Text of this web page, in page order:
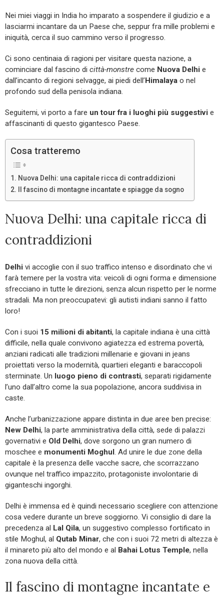
Nei miei viaggi in India ho imparato a sospendere il giudizio e a
lasciarmi incantare da un Paese che, seppur fra mille problemi e
iniquità, cerca il suo cammino verso il progresso.
Ci sono centinaia di ragioni per visitare questa nazione, a
cominciare dal fascino di città-monstre come Nuova Delhi e
dall’incanto di regioni selvagge, ai piedi dell’Himalaya o nel
profondo sud della penisola indiana.
Seguitemi, vi porto a fare un tour fra i luoghi più suggestivi e
affascinanti di questo gigantesco Paese.
Cosa tratteremo
Nuova Delhi: una capitale ricca di contraddizioni
Il fascino di montagne incantate e spiagge da sogno
Nuova Delhi: una capitale ricca di
contraddizioni
Delhi vi accoglie con il suo traffico intenso e disordinato che vi
farà temere per la vostra vita: veicoli di ogni forma e dimensione
sfrecciano in tutte le direzioni, senza alcun rispetto per le norme
stradali. Ma non preoccupatevi: gli autisti indiani sanno il fatto
loro!
Con i suoi 15 milioni di abitanti, la capitale indiana è una città
difficile, nella quale convivono agiatezza ed estrema povertà,
anziani radicati alle tradizioni millenarie e giovani in jeans
proiettati verso la modernità, quartieri eleganti e baraccopoli
sterminate. Un luogo pieno di contrasti, separati rigidamente
l’uno dall’altro come la sua popolazione, ancora suddivisa in
caste.
Anche l’urbanizzazione appare distinta in due aree ben precise:
New Delhi, la parte amministrativa della città, sede di palazzi
governativi e Old Delhi, dove sorgono un gran numero di
moschee e monumenti Moghul . Ad unire le due zone della
capitale è la presenza delle vacche sacre, che scorrazzano
ovunque nel traffico impazzito, protagoniste involontarie di
giganteschi ingorghi.
Delhi è immensa ed è quindi necessario scegliere con attenzione
cosa vedere durante un breve soggiorno. Vi consiglio di dare la
precedenza al Lal Qila, un suggestivo complesso fortificato in
stile Moghul, al Qutab Minar, che con i suoi 72 metri di altezza è
il minareto più alto del mondo e al Bahai Lotus Temple, nella
zona nuova della città.
Il fascino di montagne incantate e